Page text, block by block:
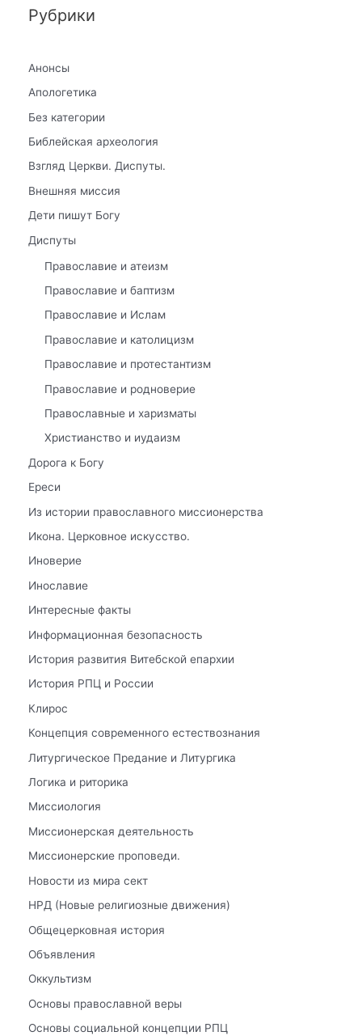
Рубрики
Анонсы
Апологетика
Без категории
Библейская археология
Взгляд Церкви. Диспуты.
Внешняя миссия
Дети пишут Богу
Диспуты
Православие и атеизм
Православие и баптизм
Православие и Ислам
Православие и католицизм
Православие и протестантизм
Православие и родноверие
Православные и харизматы
Христианство и иудаизм
Дорога к Богу
Ереси
Из истории православного миссионерства
Икона. Церковное искусство.
Иноверие
Инославие
Интересные факты
Информационная безопасность
История развития Витебской епархии
История РПЦ и России
Клирос
Концепция современного естествознания
Литургическое Предание и Литургика
Логика и риторика
Миссиология
Миссионерская деятельность
Миссионерские проповеди.
Новости из мира сект
НРД (Новые религиозные движения)
Общецерковная история
Объявления
Оккультизм
Основы православной веры
Основы социальной концепции РПЦ